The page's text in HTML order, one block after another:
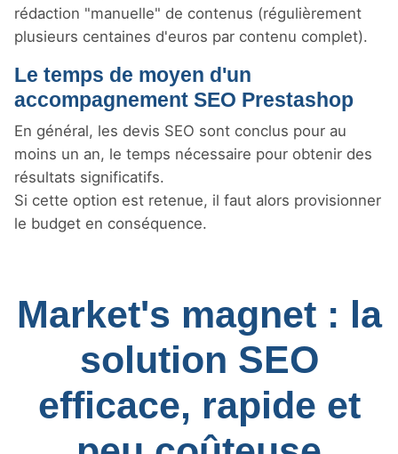
rédaction "manuelle" de contenus (régulièrement
plusieurs centaines d'euros par contenu complet).
Le temps de moyen d'un
accompagnement SEO Prestashop
En général, les devis SEO sont conclus pour au
moins un an, le temps nécessaire pour obtenir des
résultats significatifs.
Si cette option est retenue, il faut alors provisionner
le budget en conséquence.
Market's magnet : la
solution SEO
efficace, rapide et